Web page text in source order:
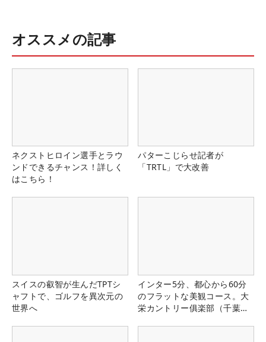
オススメの記事
ネクストヒロイン選手とラウ
ンドできるチャンス！詳しく
はこちら！
パターこじらせ記者が
「TRTL」で大改善
スイスの叡智が生んだTPTシ
ャフトで、ゴルフを異次元の
世界へ
インター5分、都心から60分
のフラットな美観コース。大
栄カントリー俱楽部（千葉